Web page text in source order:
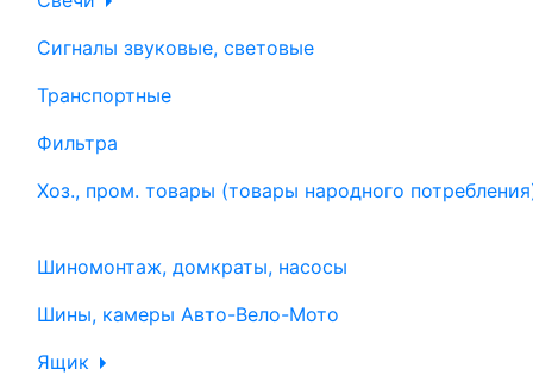
Сигналы звуковые, световые
Транспортные
Фильтра
Хоз., пром. товары (товары народного
Шиномонтаж, домкраты, насосы
Шины, камеры Авто-Вело-Мото
Ящик